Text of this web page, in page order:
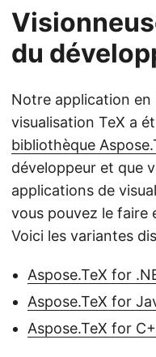
du
Notre application
visualisation TeX a
bibliothèque
développeur et que
applications de
vous pouvez le faire
Voici les variantes
Aspose.TeX for
Aspose.TeX for
Aspose.TeX for